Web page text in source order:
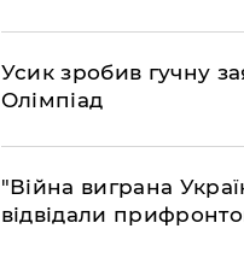
Усик зробив гучну
Олімпіад
"Війна виграна
відвідали